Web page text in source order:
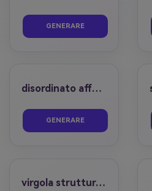
prima dopo
GENERARE
disordinato affusolato sbiadimento
prima dopo
GENERARE
virgola strutturata